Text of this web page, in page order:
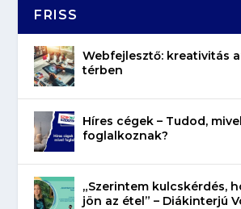
FRISS
Webfejlesztő: kreativitás
térben
Híres cégek – Tudod, mivel
foglalkoznak?
„Szerintem kulcskérdés,
jön az étel” – Diákinterjú